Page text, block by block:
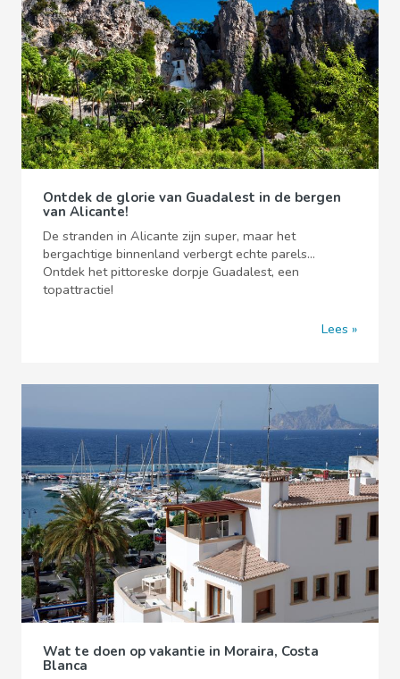
Ontdek de glorie van Guadalest in de bergen
van Alicante!
De stranden in Alicante zijn super, maar het
bergachtige binnenland verbergt echte parels...
Ontdek het pittoreske dorpje Guadalest, een
topattractie!
Lees
Wat te doen op vakantie in Moraira, Costa
Blanca